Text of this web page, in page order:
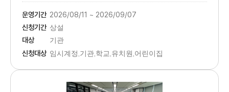
운영기간 2026/08/11 ~ 2026/09/07
신청기간 상설
대상 기관
신청대상 임시계정,기관,학교,유치원,어린이집